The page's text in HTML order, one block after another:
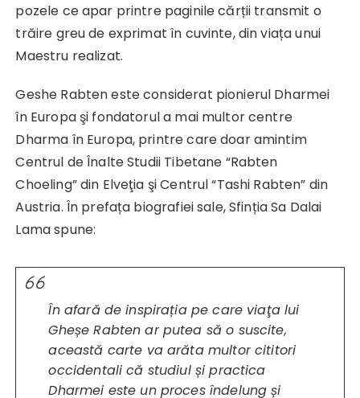
pozele ce apar printre paginile cărții transmit o
trăire greu de exprimat în cuvinte, din viața unui
Maestru realizat.
Geshe Rabten este considerat pionierul Dharmei
în Europa şi fondatorul a mai multor centre
Dharma în Europa, printre care doar amintim
Centrul de Înalte Studii Tibetane “Rabten
Choeling” din Elveţia şi Centrul “Tashi Rabten” din
Austria. În prefața biografiei sale, Sfinția Sa Dalai
Lama spune:
În afară de inspirația pe care viaţa lui
Gheșe Rabten ar putea să o suscite,
această carte va arăta multor cititori
occidentali că studiul și practica
Dharmei este un proces îndelung și